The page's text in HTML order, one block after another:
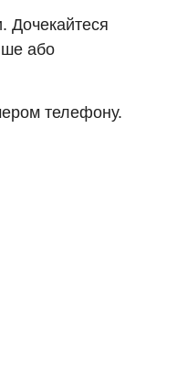
Дочекайтеся
або
телефону.